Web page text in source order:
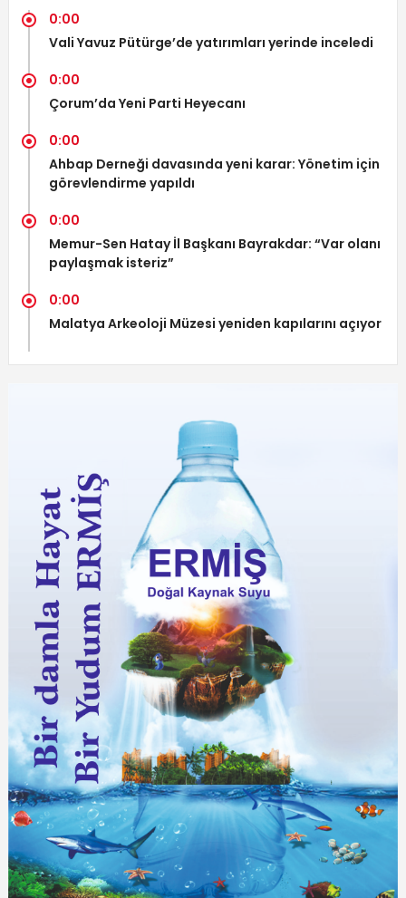
0:00
Vali Yavuz Pütürge’de yatırımları yerinde inceledi
0:00
Çorum’da Yeni Parti Heyecanı
0:00
Ahbap Derneği davasında yeni karar: Yönetim için
görevlendirme yapıldı
0:00
Memur-Sen Hatay İl Başkanı Bayrakdar: “Var olanı
paylaşmak isteriz”
0:00
Malatya Arkeoloji Müzesi yeniden kapılarını açıyor